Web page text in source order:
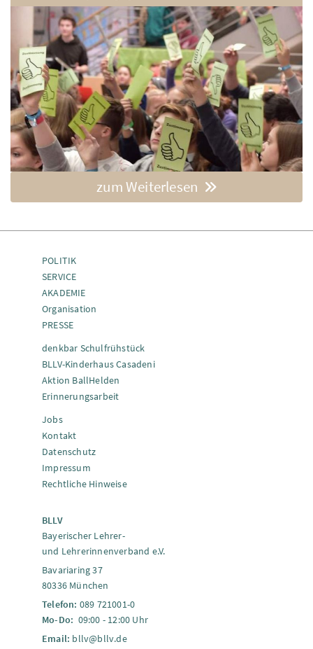
zum Weiterlesen
POLITIK
SERVICE
AKADEMIE
Organisation
PRESSE
denkbar Schulfrühstück
BLLV-Kinderhaus Casadeni
Aktion BallHelden
Erinnerungsarbeit
Jobs
Kontakt
Datenschutz
Impressum
Rechtliche Hinweise
BLLV
Bayerischer Lehrer-
und Lehrerinnenverband e.V.
Bavariaring 37
80336 München
Telefon: 089 721001-0
Mo-Do: 09:00 - 12:00 Uhr
Email: bllv@bllv.de